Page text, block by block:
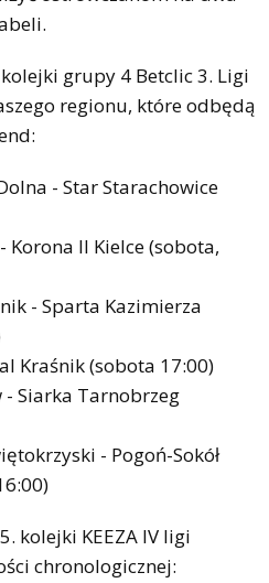
grupy 4 Betclic 3. Ligi
regionu, które odbędą
- Star Starachowice
Korona II Kielce (sobota,
- Sparta Kazimierza
Kraśnik (sobota 17:00)
Siarka Tarnobrzeg
- Pogoń-Sokół
kolejki KEEZA IV ligi
chronologicznej: